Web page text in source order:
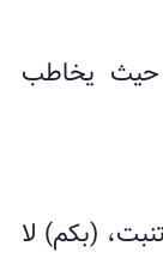
حيث يخاطب
(بكم) لا